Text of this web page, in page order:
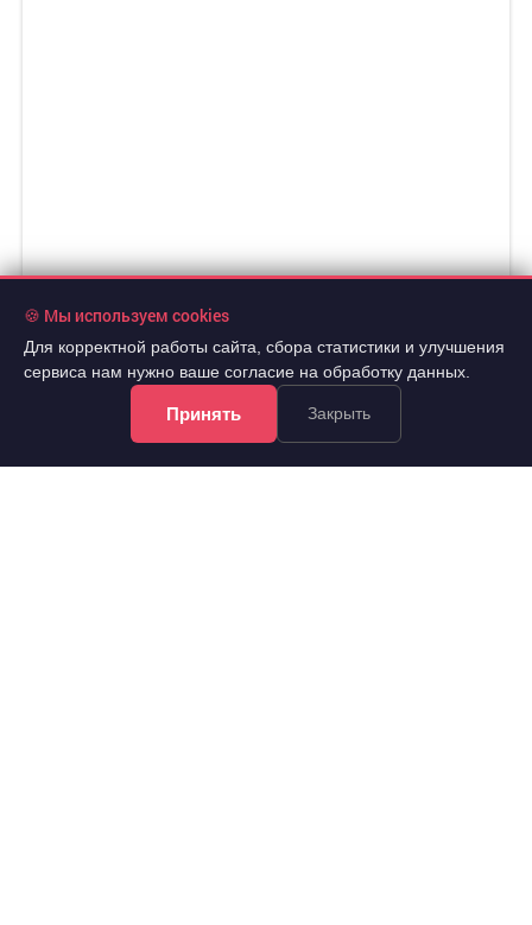
🍪 Мы используем cookies
Для корректной работы сайта, сбора статистики и улучшения
сервиса нам нужно ваше согласие на обработку данных.
Принять Закрыть